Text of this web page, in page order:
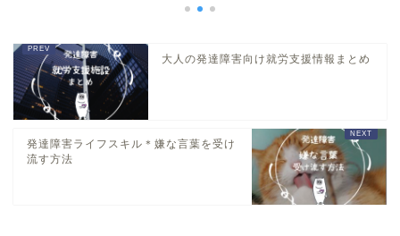
大人の発達障害向け就労支援情報まとめ
発達障害ライフスキル＊嫌な言葉を受け
流す方法